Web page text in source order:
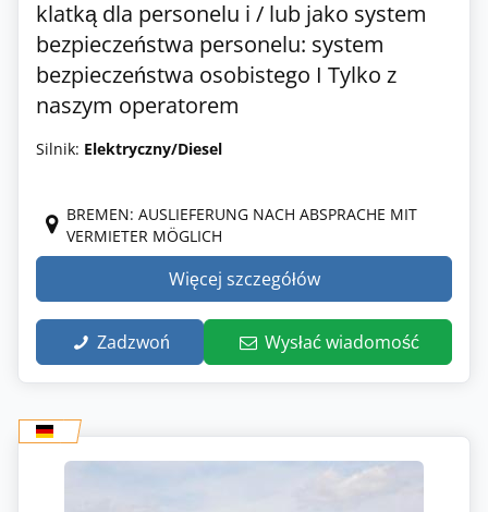
klatką dla personelu i / lub jako system
bezpieczeństwa personelu: system
bezpieczeństwa osobistego I Tylko z
naszym operatorem
Silnik: Elektryczny/Diesel
BREMEN: AUSLIEFERUNG NACH ABSPRACHE MIT
VERMIETER MÖGLICH
Więcej szczegółów
Zadzwoń Wysłać wiadomość